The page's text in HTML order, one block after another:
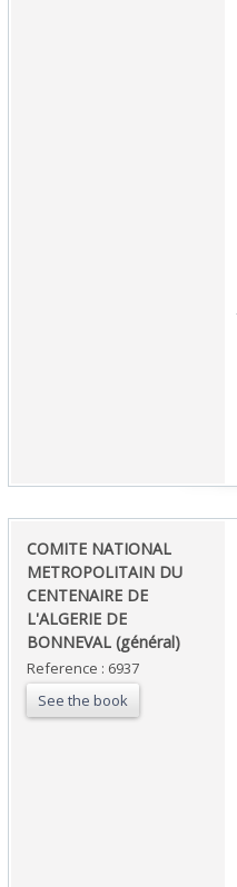
‎COMITE NATIONAL
METROPOLITAIN DU
CENTENAIRE DE
L'ALGERIE DE
BONNEVAL (général)‎
Reference : 6937
See the book